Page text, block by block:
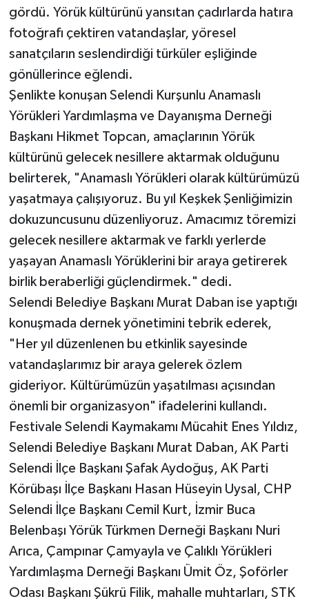
gördü. Yörük kültürünü yansıtan çadırlarda hatıra
fotoğrafı çektiren vatandaşlar, yöresel
sanatçıların seslendirdiği türküler eşliğinde
gönüllerince eğlendi.
Şenlikte konuşan Selendi Kurşunlu Anamaslı
Yörükleri Yardımlaşma ve Dayanışma Derneği
Başkanı Hikmet Topcan, amaçlarının Yörük
kültürünü gelecek nesillere aktarmak olduğunu
belirterek, "Anamaslı Yörükleri olarak kültürümüzü
yaşatmaya çalışıyoruz. Bu yıl Keşkek Şenliğimizin
dokuzuncusunu düzenliyoruz. Amacımız töremizi
gelecek nesillere aktarmak ve farklı yerlerde
yaşayan Anamaslı Yörüklerini bir araya getirerek
birlik beraberliği güçlendirmek." dedi.
Selendi Belediye Başkanı Murat Daban ise yaptığı
konuşmada dernek yönetimini tebrik ederek,
"Her yıl düzenlenen bu etkinlik sayesinde
vatandaşlarımız bir araya gelerek özlem
gideriyor. Kültürümüzün yaşatılması açısından
önemli bir organizasyon" ifadelerini kullandı.
Festivale Selendi Kaymakamı Mücahit Enes Yıldız,
Selendi Belediye Başkanı Murat Daban, AK Parti
Selendi İlçe Başkanı Şafak Aydoğuş, AK Parti
Körübaşı İlçe Başkanı Hasan Hüseyin Uysal, CHP
Selendi İlçe Başkanı Cemil Kurt, İzmir Buca
Belenbaşı Yörük Türkmen Derneği Başkanı Nuri
Arıca, Çampınar Çamyayla ve Çalıklı Yörükleri
Yardımlaşma Derneği Başkanı Ümit Öz, Şoförler
Odası Başkanı Şükrü Filik, mahalle muhtarları, STK